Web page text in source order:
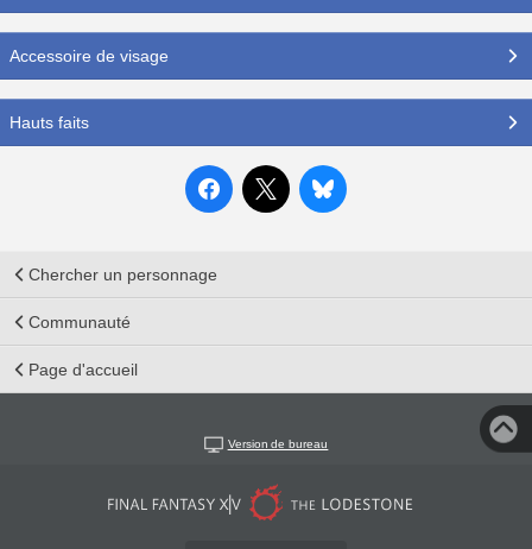
Accessoire de visage
Hauts faits
Chercher un personnage
Communauté
Page d'accueil
Version de bureau